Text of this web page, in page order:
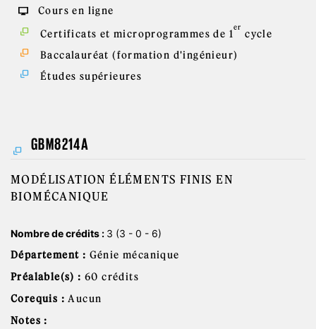
Cours en ligne
Certificats et microprogrammes de 1
er
cycle
Baccalauréat (formation d'ingénieur)
Études supérieures
GBM8214A
MODÉLISATION ÉLÉMENTS FINIS EN
BIOMÉCANIQUE
Nombre de crédits : 3 (3 - 0 - 6)
Département : Génie mécanique
Préalable(s) : 60 crédits
Corequis :Aucun
Notes :